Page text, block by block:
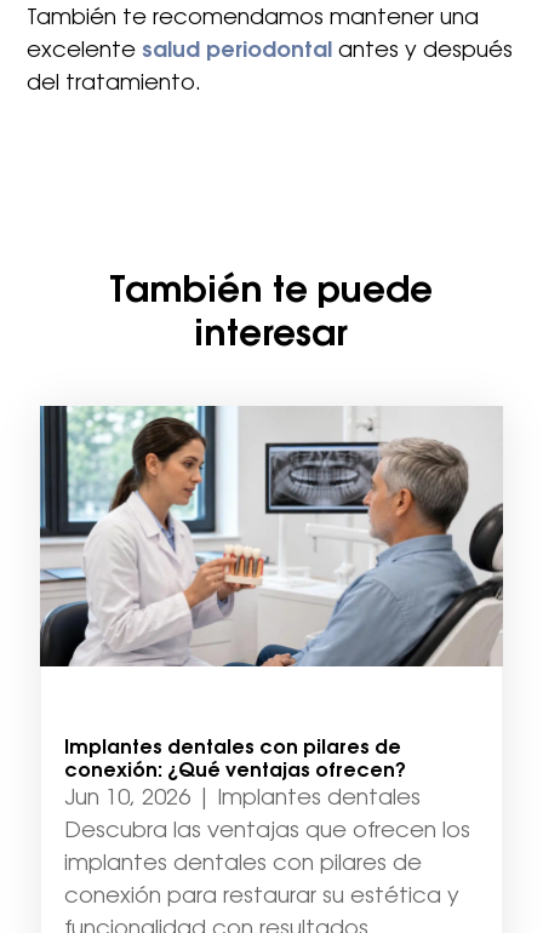
También te recomendamos mantener una
excelentesalud periodontal antes y después
del tratamiento.
También te puede
interesar
Implantes dentales con pilares de
conexión: ¿Qué ventajas ofrecen?
Jun 10, 2026| Implantes dentales
Descubra las ventajas que ofrecen los
implantes dentales con pilares de
conexión para restaurar su estética y